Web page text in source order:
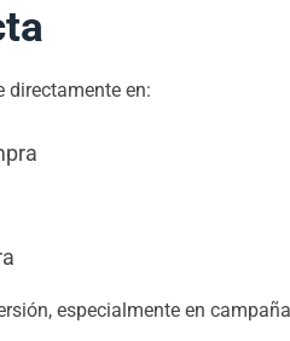
directamente en:
especialmente en